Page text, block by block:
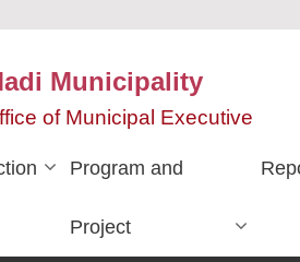
Municipality
of Municipal Executive
Program and
Project